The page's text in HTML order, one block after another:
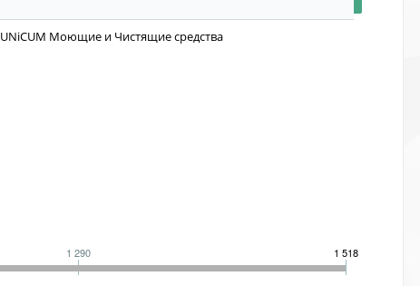
UNiCUM Моющие и Чистящие средства
1 290 1 518